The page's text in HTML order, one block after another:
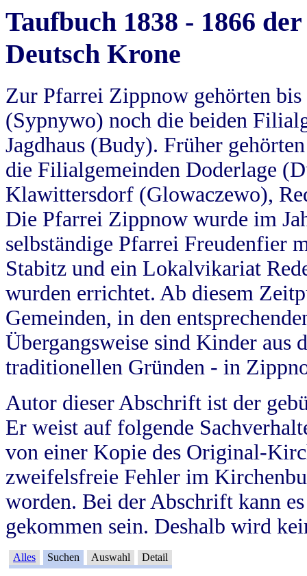
Taufbuch 1838 - 1866
Deutsch Krone
Zur Pfarrei Zippnow gehörten
(Sypnywo) noch die beiden
Jagdhaus (Budy). Früher
die Filialgemeinden Doderlage
Klawittersdorf (Glowaczewo),
Die Pfarrei Zippnow wurde im
selbständige Pfarrei Freudenfier
Stabitz und ein Lokalvikariat
wurden errichtet. Ab diesem
Gemeinden, in den
Übergangsweise sind Kinder aus
traditionellen Gründen - in
Autor dieser Abschrift ist der
Er weist auf folgende
von einer Kopie des Original-
zweifelsfreie Fehler im
worden. Bei der Abschrift kann
gekommen sein. Deshalb wird
Alles Suchen Auswahl Detail